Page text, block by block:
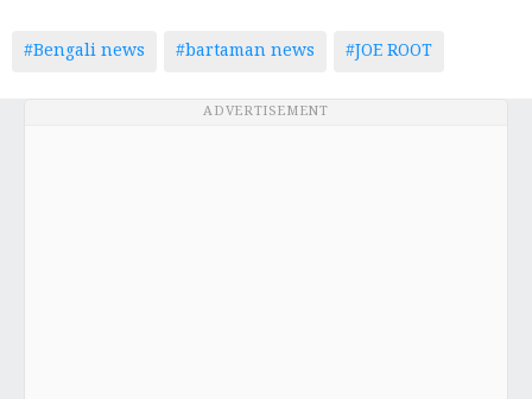
#Bengali news #bartaman news #JOE ROOT
ADVERTISEMENT